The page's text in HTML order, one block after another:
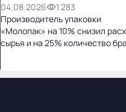
04.08.2026
1 283
Производитель упаковки
«Молопак» на 10% снизил
сырья и на 25% количество